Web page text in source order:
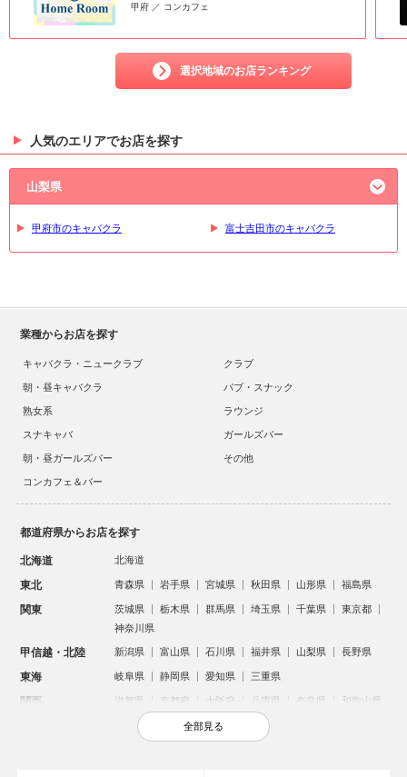
甲府 ／ コンカフェ
選択地域のお店ランキング
人気のエリアでお店を探す
山梨県
甲府市のキャバクラ 富士吉田市のキャバクラ
業種からお店を探す
キャバクラ・ニュークラブ
クラブ
朝・昼キャバクラ
パブ・スナック
熟女系
ラウンジ
スナキャバ
ガールズバー
朝・昼ガールズバー
その他
コンカフェ＆バー
都道府県からお店を探す
北海道 北海道
東北 青森県 岩手県 宮城県 秋田県 山形県 福島県
関東 茨城県 栃木県 群馬県 埼玉県 千葉県
東京都
神奈川県
甲信越・北陸 新潟県 富山県 石川県 福井県 山梨県 長野県
東海 岐阜県 静岡県 愛知県 三重県
関西 滋賀県 京都府 大阪府 兵庫県 奈良県 和歌山県
鳥取県 島根県 岡山県 広島県
全部見る